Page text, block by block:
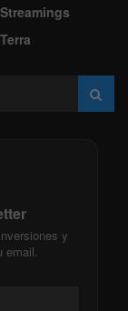
Streamings
Terra
y
email.